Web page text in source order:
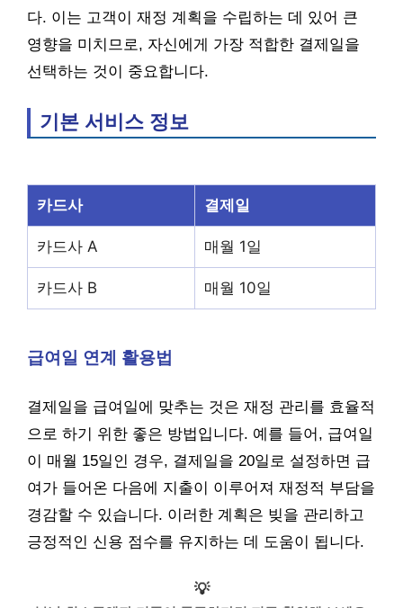
다. 이는 고객이 재정 계획을 수립하는 데 있어 큰
영향을 미치므로, 자신에게 가장 적합한 결제일을
선택하는 것이 중요합니다.
기본 서비스 정보
카드사 결제일
카드사 A 매월 1일
카드사 B 매월 10일
급여일 연계 활용법
결제일을 급여일에 맞추는 것은 재정 관리를 효율적
으로 하기 위한 좋은 방법입니다. 예를 들어, 급여일
이 매월 15일인 경우, 결제일을 20일로 설정하면 급
여가 들어온 다음에 지출이 이루어져 재정적 부담을
경감할 수 있습니다. 이러한 계획은 빚을 관리하고
긍정적인 신용 점수를 유지하는 데 도움이 됩니다.
💡